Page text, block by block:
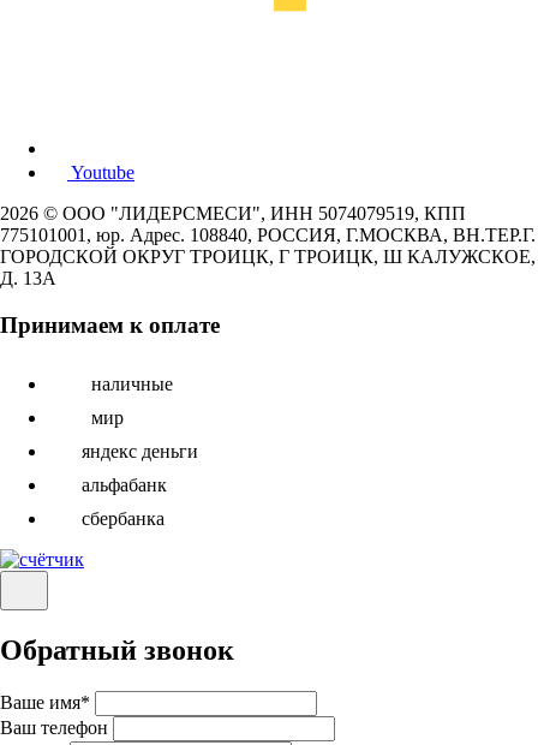
Youtube
2026 © ООО "ЛИДЕРСМЕСИ", ИНН 5074079519, КПП
775101001, юр. Адрес. 108840, РОССИЯ, Г.МОСКВА, ВН.ТЕР.Г.
ГОРОДСКОЙ ОКРУГ ТРОИЦК, Г ТРОИЦК, Ш КАЛУЖСКОЕ,
Д. 13А
Принимаем к оплате
наличные
мир
яндекс деньги
альфабанк
сбербанка
Обратный звонок
Ваше имя*
Ваш телефон